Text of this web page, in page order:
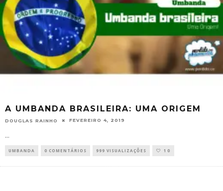
A UMBANDA BRASILEIRA: UMA ORIGEM
DOUGLAS RAINHO FEVEREIRO 4, 2019
...
UMBANDA 0 COMENTÁRIOS 999 VISUALIZAÇÕES 10